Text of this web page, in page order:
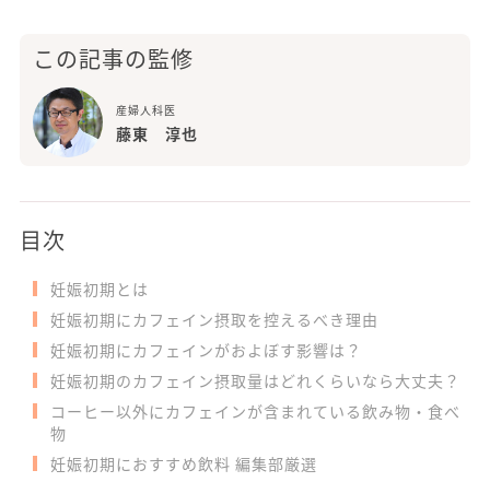
この記事の監修
産婦人科医
藤東 淳也
目次
妊娠初期とは
妊娠初期にカフェイン摂取を控えるべき理由
妊娠初期にカフェインがおよぼす影響は？
妊娠初期のカフェイン摂取量はどれくらいなら大丈夫？
コーヒー以外にカフェインが含まれている飲み物・食べ
物
妊娠初期におすすめ飲料 編集部厳選